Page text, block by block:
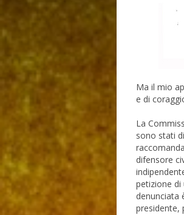
Ma il mio
e di
La
sono stati
difensore
petizione di
denunciata
presidente,